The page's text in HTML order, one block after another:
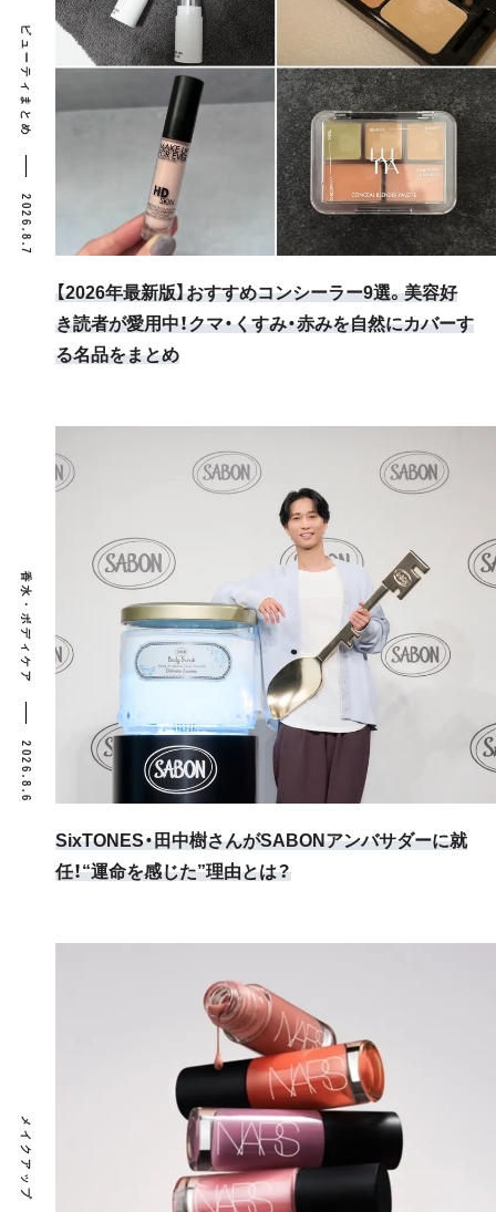
ビューティまとめ
2026.8.7
【2026年最新版】おすすめコンシーラー9選。美容好
き読者が愛用中！クマ・くすみ・赤みを自然にカバーす
る名品をまとめ
香水・ボディケア
2026.8.6
SixTONES・田中樹さんがSABONアンバサダーに就
任！“運命を感じた”理由とは？
メイクアップ